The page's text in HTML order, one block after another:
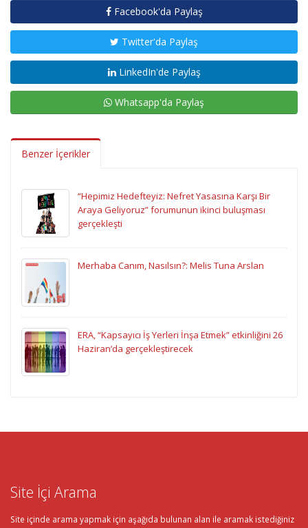
Facebook'da Paylaş
Twitter'da Paylaş
LinkedIn'de Paylaş
Whatsapp'da Paylaş
Benzer İçerikler
“Hepimiz Hedefteyiz: Nefret Yasasına Karşı Bir
Araya Geliyoruz” forumunun ikinci buluşması
gerçekleşti
Merhaba Canım, Nasılsın?: Melis Tuna Arslan
ERA, “Kapsayıcı İş Yerleri İnşa Etmek” etkinliğini 26
Haziran’da gerçekleştirecek
Site İçi Arama
Site içinde arama yapmak için aşağıda bulunan alan ile aramak istediğiniz